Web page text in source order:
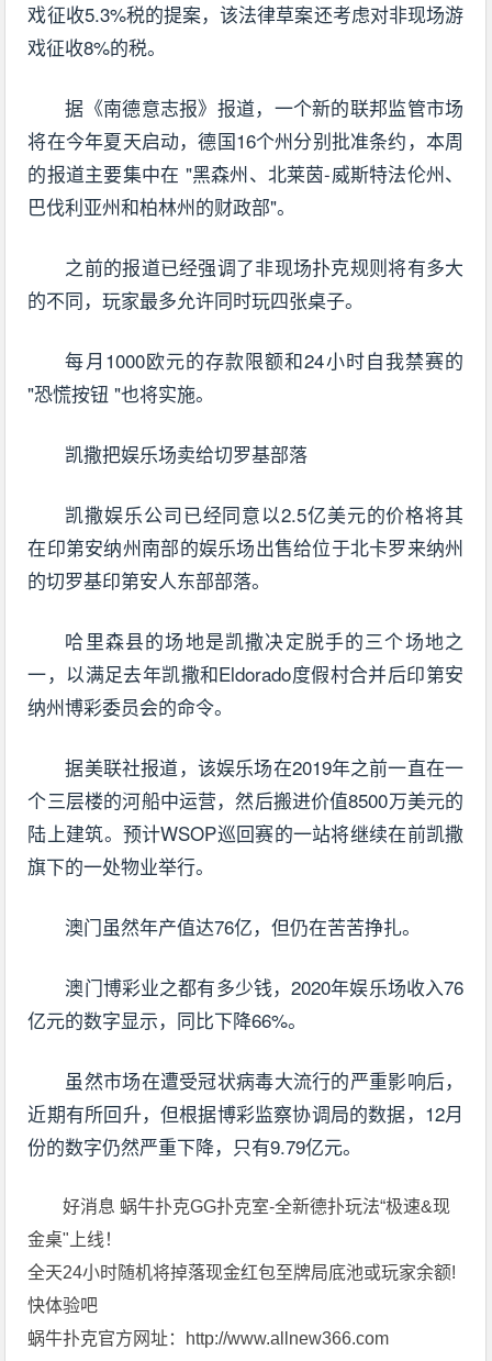
戏征收5.3%税的提案，该法律草案还考虑对非现场游
戏征收8%的税。
据《南德意志报》报道，一个新的联邦监管市场
将在今年夏天启动，德国16个州分别批准条约，本周
的报道主要集中在 "黑森州、北莱茵-威斯特法伦州、
巴伐利亚州和柏林州的财政部"。
之前的报道已经强调了非现场扑克规则将有多大
的不同，玩家最多允许同时玩四张桌子。
每月1000欧元的存款限额和24小时自我禁赛的
"恐慌按钮 "也将实施。
凯撒把娱乐场卖给切罗基部落
凯撒娱乐公司已经同意以2.5亿美元的价格将其
在印第安纳州南部的娱乐场出售给位于北卡罗来纳州
的切罗基印第安人东部部落。
哈里森县的场地是凯撒决定脱手的三个场地之
一，以满足去年凯撒和Eldorado度假村合并后印第安
纳州博彩委员会的命令。
据美联社报道，该娱乐场在2019年之前一直在一
个三层楼的河船中运营，然后搬进价值8500万美元的
陆上建筑。预计WSOP巡回赛的一站将继续在前凯撒
旗下的一处物业举行。
澳门虽然年产值达76亿，但仍在苦苦挣扎。
澳门博彩业之都有多少钱，2020年娱乐场收入76
亿元的数字显示，同比下降66%。
虽然市场在遭受冠状病毒大流行的严重影响后，
近期有所回升，但根据博彩监察协调局的数据，12月
份的数字仍然严重下降，只有9.79亿元。
好消息 蜗牛扑克GG扑克室-全新德扑玩法“极速&现
金桌"上线！
全天24小时随机将掉落现金红包至牌局底池或玩家余额!
快体验吧
蜗牛扑克官方网址：http://www.allnew366.com